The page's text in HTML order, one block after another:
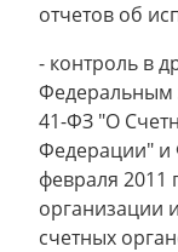
отчетов об
- контроль в
Федеральным
41-ФЗ "О
Федерации" и
февраля
организации
счетных